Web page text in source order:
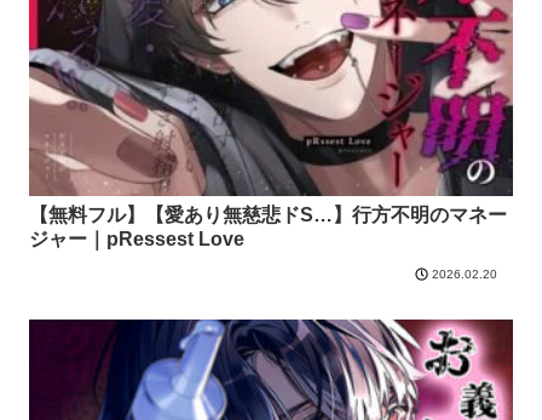
【無料フル】【愛あり無慈悲ドS…】行方不明のマネー
ジャー｜pRessest Love
2026.02.20